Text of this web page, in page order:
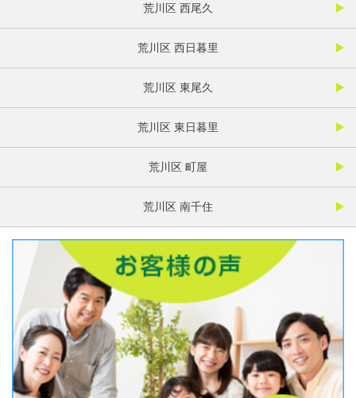
荒川区 西尾久
荒川区 西日暮里
荒川区 東尾久
荒川区 東日暮里
荒川区 町屋
荒川区 南千住